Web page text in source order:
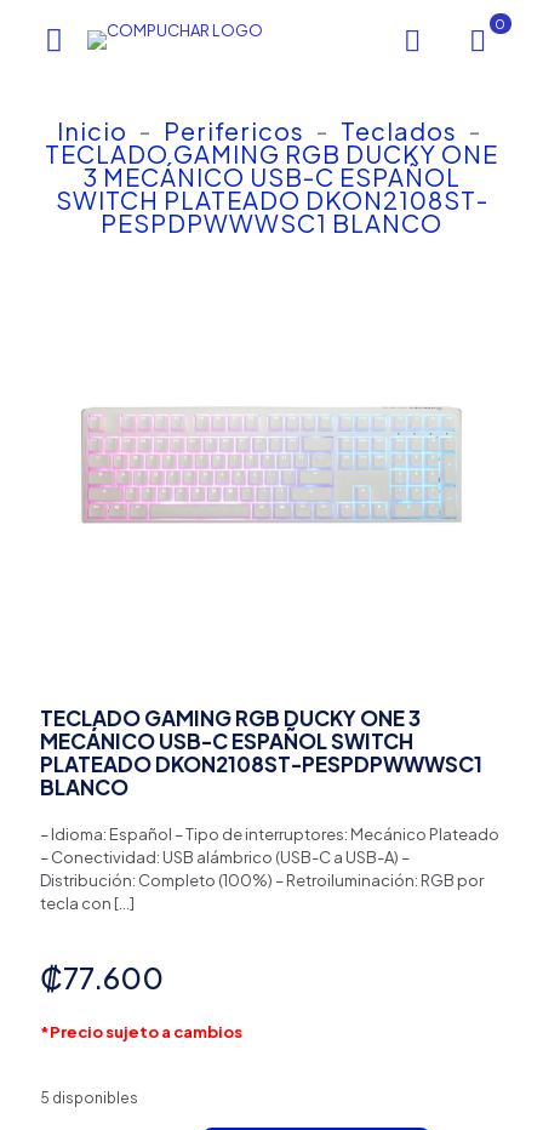
0
Inicio - Perifericos - Teclados -
TECLADO GAMING RGB DUCKY ONE
3 MECÁNICO USB-C ESPAÑOL
SWITCH PLATEADO DKON2108ST-
PESPDPWWWSC1 BLANCO
TECLADO GAMING RGB DUCKY ONE 3
MECÁNICO USB-C ESPAÑOL SWITCH
PLATEADO DKON2108ST-PESPDPWWWSC1
BLANCO
– Idioma: Español – Tipo de interruptores: Mecánico Plateado
– Conectividad: USB alámbrico (USB-C a USB-A) –
Distribución: Completo (100%) – Retroiluminación: RGB por
tecla con […]
₡77.600
*Precio sujeto a cambios
5 disponibles